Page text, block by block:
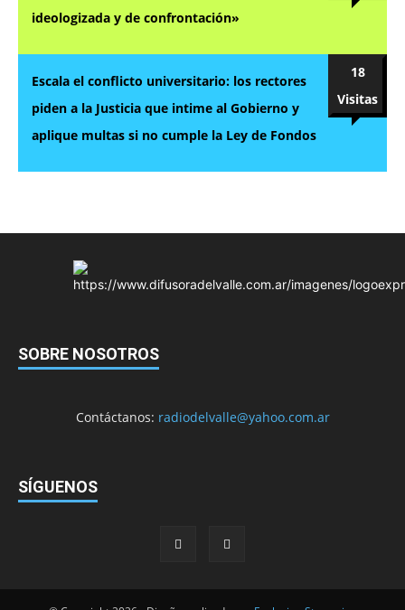
ideologizada y de confrontación»
Escala el conflicto universitario: los rectores
piden a la Justicia que intime al Gobierno y
aplique multas si no cumple la Ley de Fondos
18
Visitas
SOBRE NOSOTROS
Contáctanos: radiodelvalle@yahoo.com.ar
SÍGUENOS